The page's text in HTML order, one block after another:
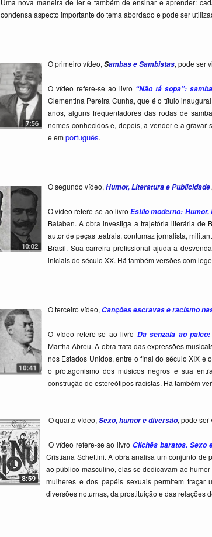
Uma nova maneira de ler e também de ensinar e aprender:
condensa aspecto importante do tema abordado e pode ser
O primeiro vídeo, Sambas e Sambistas, pode ser
O vídeo refere-se ao livro “Não tá sopa”:
Clementina Pereira Cunha, que é o título
anos, alguns frequentadores das rodas de
nomes conhecidos e, depois, a vender e a gravar
e emportuguês.
O segundo vídeo, Humor, Literatura e Publicidade
O vídeo refere-se ao livroEstilo moderno:
Balaban. A obra investiga a trajetória literária de
autor de peças teatrais, contumaz jornalista,
Brasil. Sua carreira profissional ajuda a
iniciais do século XX. Há também versões com
O terceiro vídeo, Canções escravas e racismo
O vídeo refere-se ao livro Da senzala ao
Martha Abreu. A obra trata das expressões
nos Estados Unidos, entre o final do século XIX e
o protagonismo dos músicos negros e sua
construção de estereótipos racistas. Há também
O quarto vídeo, Sexo, humor e diversão, pode ser
O vídeo refere-se ao livro Clichês baratos. Sexo
Cristiana Schettini. A obra analisa um conjunto
ao público masculino, elas se dedicavam ao
mulheres e dos papéis sexuais permitem
diversões noturnas, da prostituição e das relações